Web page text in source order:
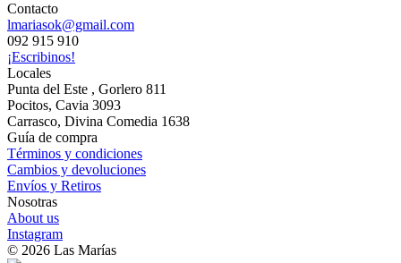
Contacto
lmariasok@gmail.com
092 915 910
¡Escribinos!
Locales
Punta del Este , Gorlero 811
Pocitos, Cavia 3093
Carrasco, Divina Comedia 1638
Guía de compra
Términos y condiciones
Cambios y devoluciones
Envíos y Retiros
Nosotras
About us
Instagram
© 2026 Las Marías